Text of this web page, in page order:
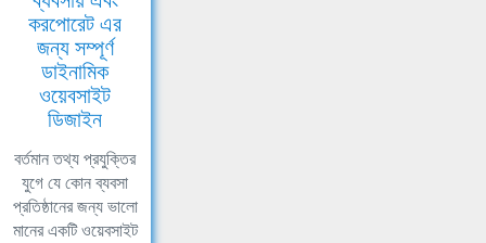
করপোরেট এর
জন্য সম্পূর্ণ
ডাইনামিক
ওয়েবসাইট
ডিজাইন
বর্তমান তথ্য প্রযুক্তির
যুগে যে কোন ব্যবসা
প্রতিষ্ঠানের জন্য ভালো
মানের একটি ওয়েবসাইট